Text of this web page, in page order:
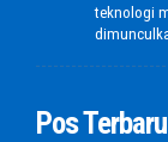
teknologi
Pos Terbaru